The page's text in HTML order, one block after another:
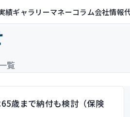
績ギャラリーマネーコラム会社情報
覧
歳まで納付も検討（保険